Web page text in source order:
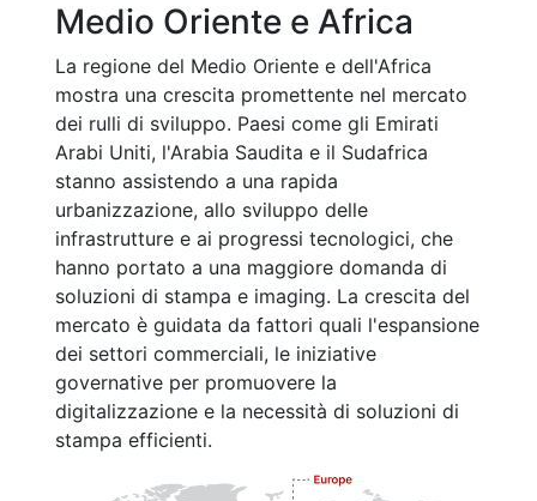
Medio Oriente e Africa
La regione del Medio Oriente e dell'Africa
mostra una crescita promettente nel mercato
dei rulli di sviluppo. Paesi come gli Emirati
Arabi Uniti, l'Arabia Saudita e il Sudafrica
stanno assistendo a una rapida
urbanizzazione, allo sviluppo delle
infrastrutture e ai progressi tecnologici, che
hanno portato a una maggiore domanda di
soluzioni di stampa e imaging. La crescita del
mercato è guidata da fattori quali l'espansione
dei settori commerciali, le iniziative
governative per promuovere la
digitalizzazione e la necessità di soluzioni di
stampa efficienti.